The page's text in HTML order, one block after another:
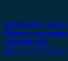
Δεν βρήκατε αυτό
Είμαστε στη
ερώτηση σας.
Επικοινωνήστε